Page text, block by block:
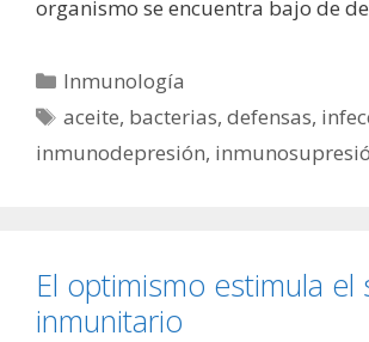
organismo se encuentra bajo de
Categorías
Inmunología
Etiquetas
aceite, bacterias,defensas,
inmunodepresión,
El optimismo estimula el
inmunitario